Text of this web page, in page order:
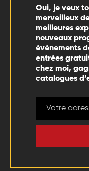
Oui, je veux
merveilleux
meilleures
nouveaux
événements
entrées
chez moi,
catalogues